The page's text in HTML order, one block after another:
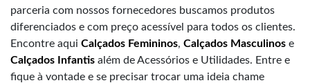
parceria com nossos fornecedores buscamos produtos
diferenciados e com preço acessível para todos os clientes.
Encontre aqui Calçados Femininos, Calçados Masculinos e
Calçados Infantis além de Acessórios e Utilidades. Entre e
fique à vontade e se precisar trocar uma ideia chame